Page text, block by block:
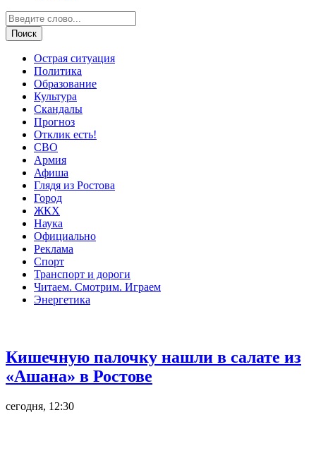
Острая ситуация
Политика
Образование
Культура
Скандалы
Прогноз
Отклик есть!
СВО
Армия
Афиша
Глядя из Ростова
Город
ЖКХ
Наука
Официально
Реклама
Спорт
Транспорт и дороги
Читаем. Смотрим. Играем
Энергетика
Кишечную палочку нашли в салате из
«Ашана» в Ростове
сегодня, 12:30